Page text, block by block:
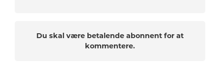
Du skal være betalende abonnent for at
kommentere.